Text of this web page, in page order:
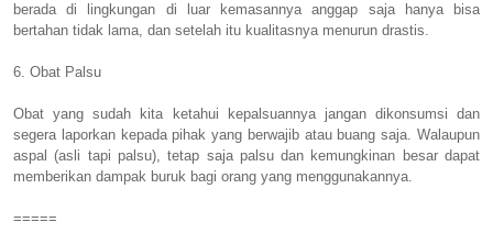
berada di lingkungan di luar kemasannya anggap saja hanya bisa
bertahan tidak lama, dan setelah itu kualitasnya menurun drastis.
6. Obat Palsu
Obat yang sudah kita ketahui kepalsuannya jangan dikonsumsi dan
segera laporkan kepada pihak yang berwajib atau buang saja. Walaupun
aspal (asli tapi palsu), tetap saja palsu dan kemungkinan besar dapat
memberikan dampak buruk bagi orang yang menggunakannya.
=====